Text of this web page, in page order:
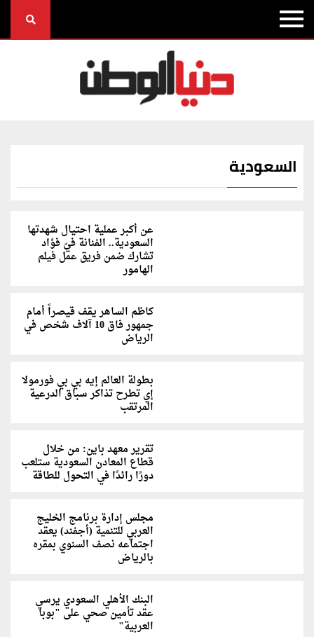
السعودية
عن أكبر عملية احتيال شهدتها
السعودية.. الفنانة فيّ فؤاد
تشارك ضمن فريق عمل فيلم
الهامور
كاظم الساهر يقف قيصراً أمام
جمهور فاق 10 آلاف شخص في
الرياض
بطولة العالم إيه بي بي فورمولا
إي تطرح تذاكر سباق الدرعية
المرتقب
‫تقرير معهد باين: من خلال
قطاع المعادن السعودية ستلعب
دورًا رائدًا في التحول للطاقة
مجلس إدارة برنامج الخليج
العربي للتنمية (أجفند) يعقد
اجتماعه نصف السنوي بمقره
بالرياض
البنك الأهلي السعودي يرسي
عقد تأمين صحي على "بوبا
العربية"